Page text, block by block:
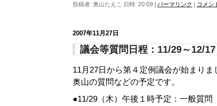
投稿者: 奥山たえこ 日時: 20:09 パーマリンク コメン
2007年11月27日
議会等質問日程：11/29～12/17
11月27日から第４定例議会が始まりま
奥山の質問などの予定です。
●11/29（木）午後１時予定：一般質問